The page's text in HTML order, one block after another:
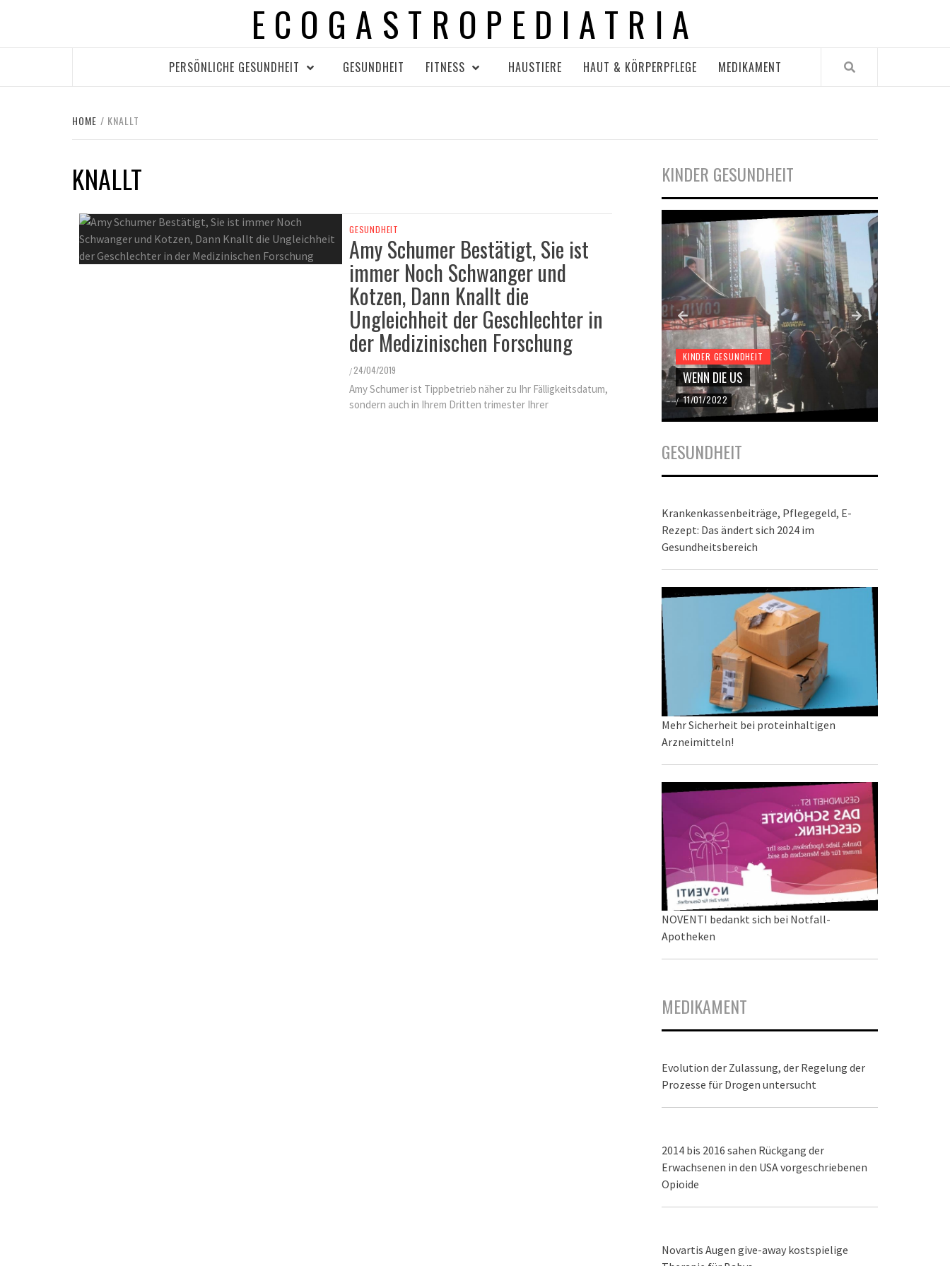
ECOGASTROPEDIATRIA
PERSÖNLICHE GESUNDHEIT GESUNDHEIT FITNESS HAUSTIERE HAUT & KÖRPERPFLEGE MEDIKAMENT
HOME KNALLT
KNALLT
GESUNDHEIT
Amy Schumer Bestätigt, Sie ist
immer Noch Schwanger und
Kotzen, Dann Knallt die
Ungleichheit der Geschlechter in
der Medizinischen Forschung
/ 24/04/2019
Amy Schumer ist Tippbetrieb näher zu Ihr Fälligkeitsdatum,
sondern auch in Ihrem Dritten trimester Ihrer
KINDER GESUNDHEIT
KINDER GESUNDHEIT
FINDEN SIE ES ALS KINDERARZT
NICHT FRUSTRIEREND, DASS ALLES
/ 25/11/2021
KINDER GESUNDHEIT
WENN DIE US
/ 11/01/2022
GESUNDHEIT
Krankenkassenbeiträge, Pflegegeld, E-
Rezept: Das ändert sich 2024 im
Gesundheitsbereich
Mehr Sicherheit bei proteinhaltigen
Arzneimitteln!
NOVENTI bedankt sich bei Notfall-
Apotheken
MEDIKAMENT
Evolution der Zulassung, der Regelung der
Prozesse für Drogen untersucht
2014 bis 2016 sahen Rückgang der
Erwachsenen in den USA vorgeschriebenen
Opioide
Novartis Augen give-away kostspielige